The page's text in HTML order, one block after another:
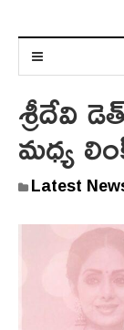
శ్రీదేవి
మధ్య
Latest